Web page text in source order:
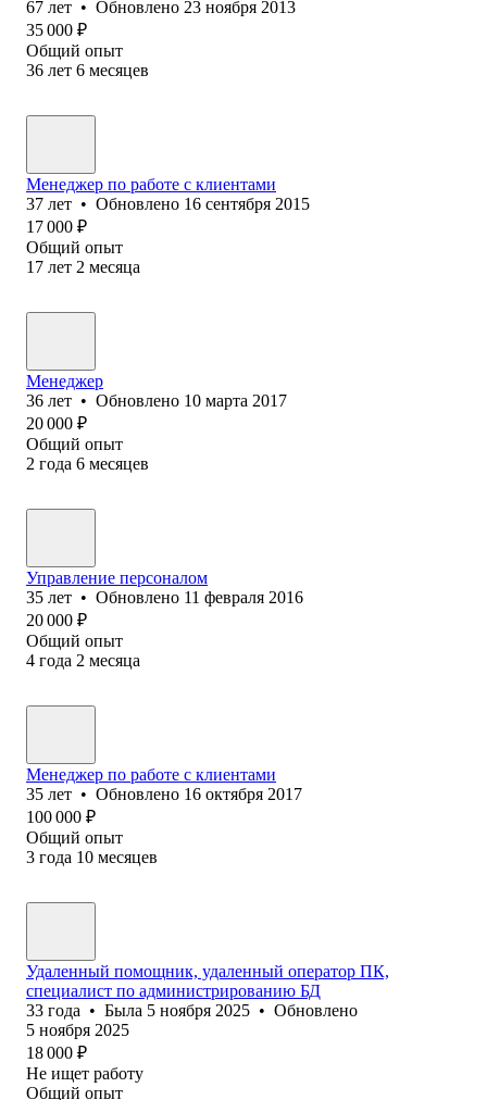
67 лет • Обновлено 23 ноября 2013
35 000 ₽
Общий опыт
36 лет 6 месяцев
Менеджер по работе с клиентами
37 лет • Обновлено 16 сентября 2015
17 000 ₽
Общий опыт
17 лет 2 месяца
Менеджер
36 лет • Обновлено 10 марта 2017
20 000 ₽
Общий опыт
2 года 6 месяцев
Управление персоналом
35 лет • Обновлено 11 февраля 2016
20 000 ₽
Общий опыт
4 года 2 месяца
Менеджер по работе с клиентами
35 лет • Обновлено 16 октября 2017
100 000 ₽
Общий опыт
3 года 10 месяцев
Удаленный помощник, удаленный оператор ПК,
специалист по администрированию БД
33 года • Была 5 ноября 2025 • Обновлено
5 ноября 2025
18 000 ₽
Не ищет работу
Общий опыт